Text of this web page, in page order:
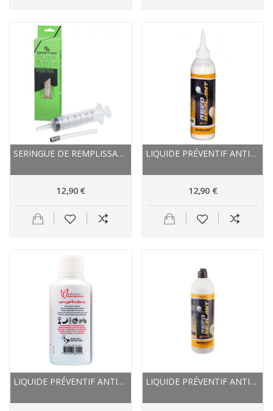
SERINGUE DE REMPLISSAGE SYNCROS PVC SEALANT...
12,90 €
LIQUIDE PRÉVENTIF ANTICREVAISON CONTINENTAL...
12,90 €
LIQUIDE PRÉVENTIF ANTICREVAISON VEGETALEX... LIQUIDE PRÉVENTIF ANTICREVAISON CONTINENTAL...